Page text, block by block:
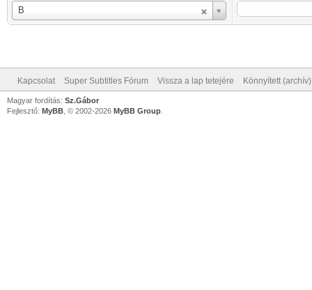
B
Felhasználónév:
Kapcsolat Super Subtitles Fórum Vissza a lap tetejére Könnyített
Magyar fordítás: Sz.Gábor
Fejlesztő: MyBB , © 2002-2026 MyBB Group